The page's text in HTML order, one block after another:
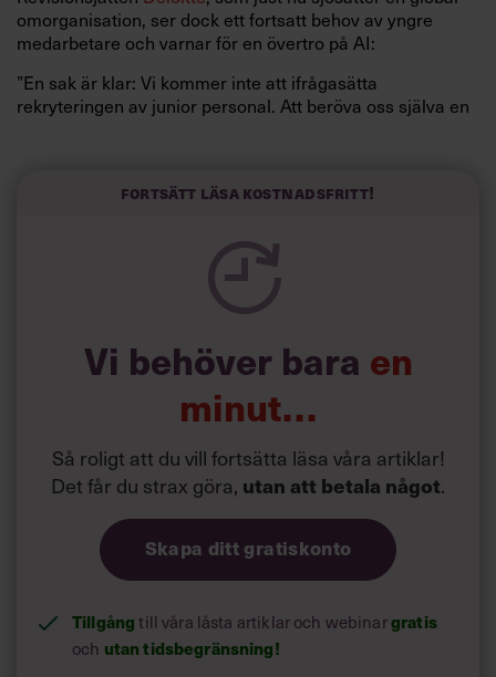
omorganisation, ser dock ett fortsatt behov av yngre
medarbetare och varnar för en övertro på AI:
”En sak är klar: Vi kommer inte att ifrågasätta
rekryteringen av junior personal. Att beröva oss själva en
några efterträdare, blir det ingen kunskapsöverföring och
Véronique Violin, till franska Les Echos.
Läs också:
Därför blir cheferna allt
äldre
på sysselsättningen bland yngre, särskilt i yrken där
tekniken är lätt att använda.
Fortsätt läsa kostnadsfritt!
Vi behöver bara en
minut…
Så roligt att du vill fortsätta läsa våra artiklar!
Det får du strax göra, utan att betala något.
Skapa ditt gratiskonto
Tillgångtill våra låsta artiklar och webinargratis
och utan tidsbegränsning!